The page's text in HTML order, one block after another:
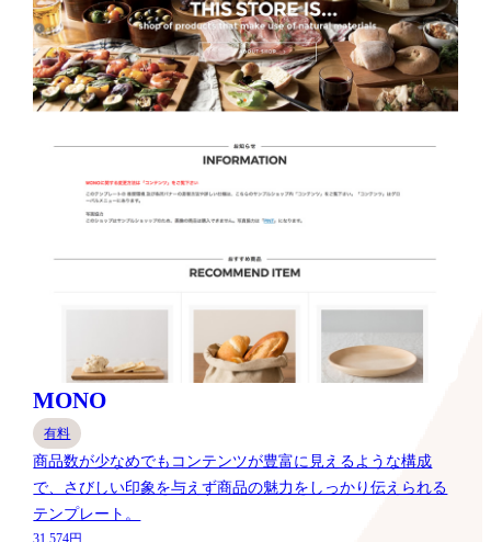
MONO
有料
商品数が少なめでもコンテンツが豊富に見えるような構成
で、さびしい印象を与えず商品の魅力をしっかり伝えられる
テンプレート。
31,574円